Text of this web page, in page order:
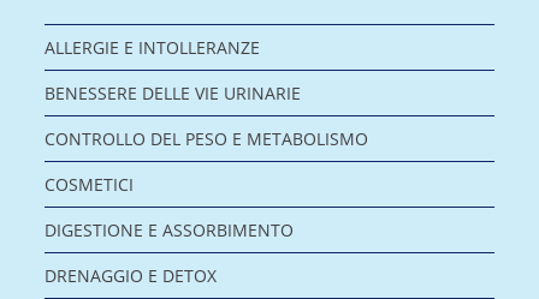
ALLERGIE E INTOLLERANZE
BENESSERE DELLE VIE URINARIE
CONTROLLO DEL PESO E METABOLISMO
COSMETICI
DIGESTIONE E ASSORBIMENTO
DRENAGGIO E DETOX